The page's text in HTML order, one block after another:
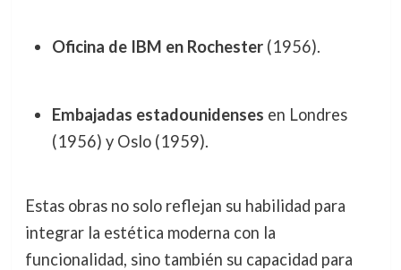
Oficina de IBM en Rochester(1956).
Embajadas estadounidenses en Londres
(1956) y Oslo (1959).
Estas obras no solo reflejan su habilidad para
integrar la estética moderna con la
funcionalidad, sino también su capacidad para